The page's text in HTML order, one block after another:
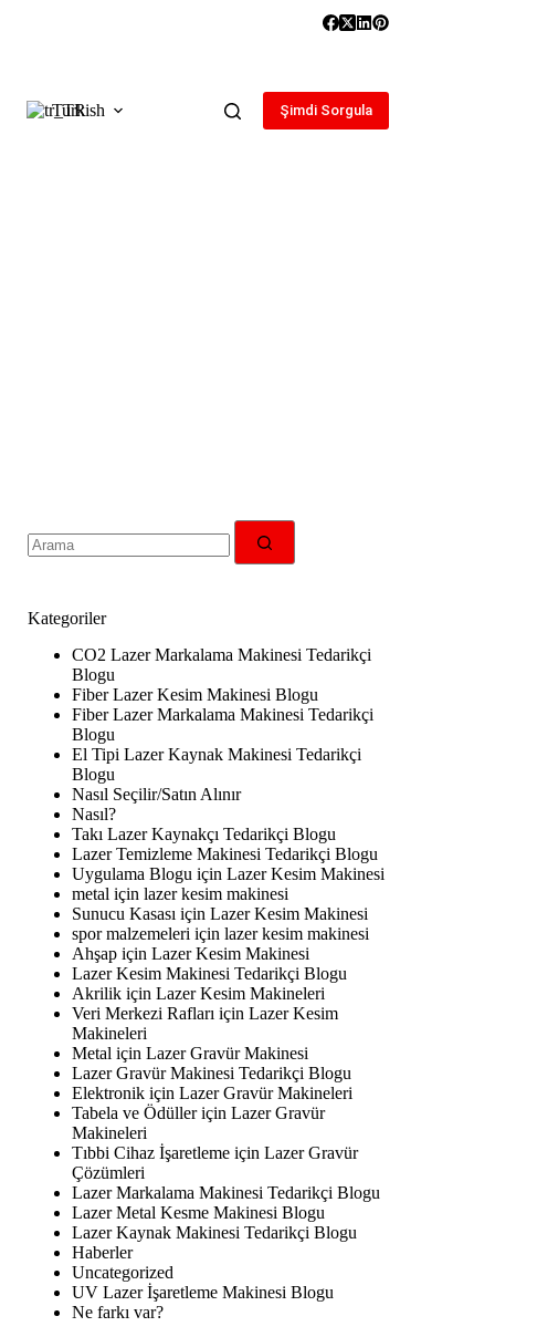
Turkish Şimdi Sorgula
无
结
Kategoriler
CO2 Lazer Markalama Makinesi Tedarikçi
Blogu
Fiber Lazer Kesim Makinesi Blogu
Fiber Lazer Markalama Makinesi Tedarikçi
Blogu
El Tipi Lazer Kaynak Makinesi Tedarikçi
Blogu
Nasıl Seçilir/Satın Alınır
Nasıl?
Takı Lazer Kaynakçı Tedarikçi Blogu
Lazer Temizleme Makinesi Tedarikçi Blogu
Uygulama Blogu için Lazer Kesim Makinesi
metal için lazer kesim makinesi
Sunucu Kasası için Lazer Kesim Makinesi
spor malzemeleri için lazer kesim makinesi
Ahşap için Lazer Kesim Makinesi
Lazer Kesim Makinesi Tedarikçi Blogu
Akrilik için Lazer Kesim Makineleri
Veri Merkezi Rafları için Lazer Kesim
Makineleri
Metal için Lazer Gravür Makinesi
Lazer Gravür Makinesi Tedarikçi Blogu
Elektronik için Lazer Gravür Makineleri
Tabela ve Ödüller için Lazer Gravür
Makineleri
Tıbbi Cihaz İşaretleme için Lazer Gravür
Çözümleri
Lazer Markalama Makinesi Tedarikçi Blogu
Lazer Metal Kesme Makinesi Blogu
Lazer Kaynak Makinesi Tedarikçi Blogu
Haberler
Uncategorized
UV Lazer İşaretleme Makinesi Blogu
Ne farkı var?